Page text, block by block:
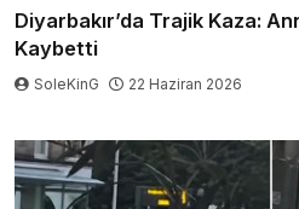
Diyarbakır’da Trajik Kaza:
Kaybetti
SoleKinG 22 Haziran 2026